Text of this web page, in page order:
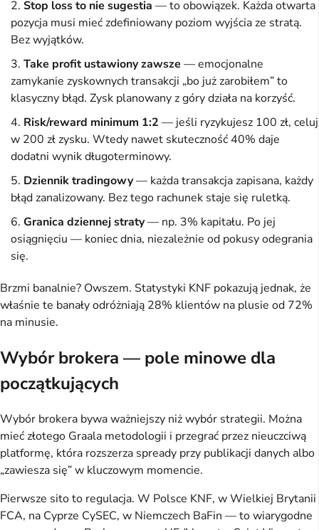
Stop loss to nie sugestia — to obowiązek. Każda otwarta
pozycja musi mieć zdefiniowany poziom wyjścia ze stratą.
Bez wyjątków.
Take profit ustawiony zawsze — emocjonalne
zamykanie zyskownych transakcji „bo już zarobiłem” to
klasyczny błąd. Zysk planowany z góry działa na korzyść.
Risk/reward minimum 1:2 — jeśli ryzykujesz 100 zł, celuj
w 200 zł zysku. Wtedy nawet skuteczność 40% daje
dodatni wynik długoterminowy.
Dziennik tradingowy— każda transakcja zapisana, każdy
błąd zanalizowany. Bez tego rachunek staje się ruletką.
Granica dziennej straty— np. 3% kapitału. Po jej
osiągnięciu — koniec dnia, niezależnie od pokusy odegrania
się.
Brzmi banalnie? Owszem. Statystyki KNF pokazują jednak, że
właśnie te banały odróżniają 28% klientów na plusie od 72%
na minusie.
Wybór brokera — pole minowe dla
początkujących
Wybór brokera bywa ważniejszy niż wybór strategii. Można
mieć złotego Graala metodologii i przegrać przez nieuczciwą
platformę, która rozszerza spready przy publikacji danych albo
„zawiesza się” w kluczowym momencie.
Pierwsze sito to regulacja. W Polsce KNF, w Wielkiej Brytanii
FCA, na Cyprze CySEC, w Niemczech BaFin — to wiarygodne